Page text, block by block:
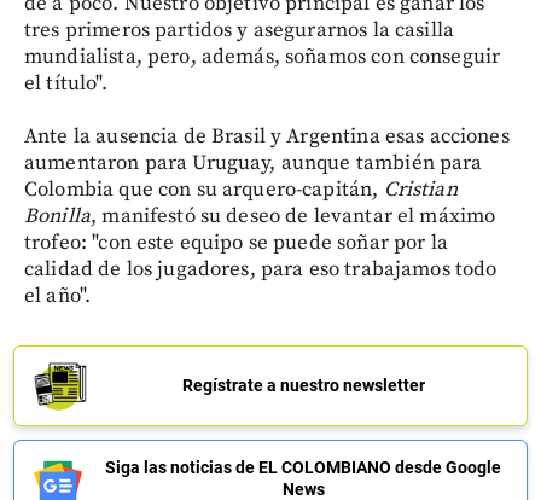
tres primeros partidos y asegurarnos la casilla
mundialista, pero, además, soñamos con conseguir
el título".
Ante la ausencia de Brasil y Argentina esas acciones
aumentaron para Uruguay, aunque también para
Colombia que con su arquero-capitán, Cristian
Bonilla, manifestó su deseo de levantar el máximo
trofeo: "con este equipo se puede soñar por la
calidad de los jugadores, para eso trabajamos todo
el año".
Regístrate a nuestro newsletter
Siga las noticias de EL COLOMBIANO desde Google
News